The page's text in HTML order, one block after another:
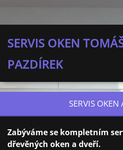
SERVIS OKEN
PAZDÍREK
SERVIS OKEN
Zabýváme se kompletním
dřevěných oken a dveří.